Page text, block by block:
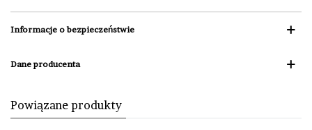
Informacje o bezpieczeństwie
Dane producenta
Powiązane produkty